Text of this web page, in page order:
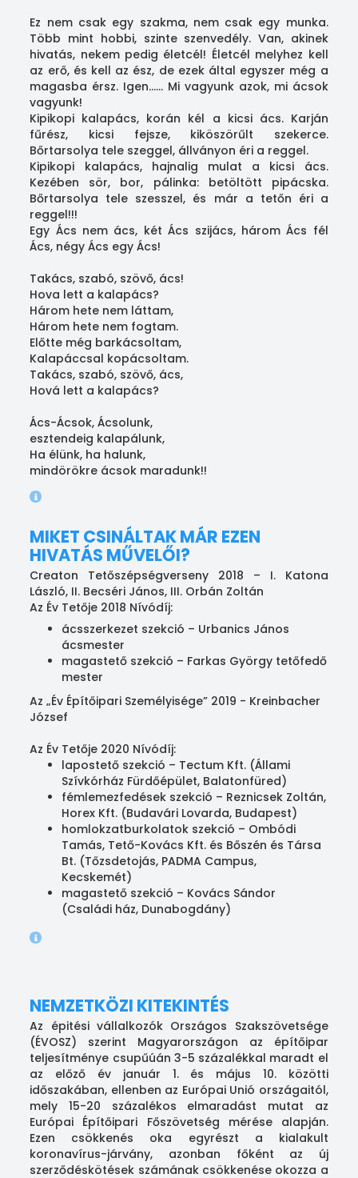
Ez nem csak egy szakma, nem csak egy munka.
Több mint hobbi, szinte szenvedély. Van, akinek
hivatás, nekem pedig életcél! Életcél melyhez kell
az erő, és kell az ész, de ezek által egyszer még a
magasba érsz. Igen...... Mi vagyunk azok, mi ácsok
vagyunk!
Kipikopi kalapács, korán kél a kicsi ács. Karján
fűrész, kicsi fejsze, kiköszörűlt szekerce.
Bőrtarsolya tele szeggel, állványon éri a reggel.
Kipikopi kalapács, hajnalig mulat a kicsi ács.
Kezében sör, bor, pálinka: betöltött pipácska.
Bőrtarsolya tele szesszel, és már a tetőn éri a
reggel!!!
Egy Ács nem ács, két Ács szijács, három Ács fél
Ács, négy Ács egy Ács!
Takács, szabó, szövő, ács!
Hova lett a kalapács?
Három hete nem láttam,
Három hete nem fogtam.
Előtte még barkácsoltam,
Kalapáccsal kopácsoltam.
Takács, szabó, szövő, ács,
Hová lett a kalapács?
Ács-Ácsok, Ácsolunk,
esztendeig kalapálunk,
Ha élünk, ha halunk,
mindörökre ácsok maradunk!!
MIKET CSINÁLTAK MÁR EZEN
HIVATÁS MŰVELŐI?
Creaton Tetőszépségverseny 2018 – I. Katona
László, II. Becséri János, III. Orbán Zoltán
Az Év Tetője 2018 Nívódíj:
ácsszerkezet szekció – Urbanics János
ácsmester
magastető szekció – Farkas György tetőfedő
mester
Az „Év Építőipari Személyisége” 2019 - Kreinbacher
József
Az Év Tetője 2020 Nívódíj:
lapostető szekció – Tectum Kft. (Állami
Szívkórház Fürdőépület, Balatonfüred)
fémlemezfedések szekció – Reznicsek Zoltán,
Horex Kft. (Budavári Lovarda, Budapest)
homlokzatburkolatok szekció – Ombódi
Tamás, Tető-Kovács Kft. és Bőszén és Társa
Bt. (Tőzsdetojás, PADMA Campus,
Kecskemét)
magastető szekció – Kovács Sándor
(Családi ház, Dunabogdány)
NEMZETKÖZI KITEKINTÉS
Az épitési vállalkozók Országos Szakszövetsége
(ÉVOSZ) szerint Magyarországon az építőipar
teljesítménye csupűúán 3-5 százalékkal maradt el
az előző év január 1. és május 10. közötti
időszakában, ellenben az Európai Unió országaitól,
mely 15-20 százalékos elmaradást mutat az
Európai Építőipari Főszövetség mérése alapján.
Ezen csökkenés oka egyrészt a kialakult
koronavírus-járvány, azonban főként az új
szerződéskötések számának csökkenése okozza a